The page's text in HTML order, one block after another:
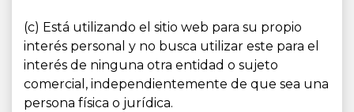
(c) Está utilizando el sitio web para su propio
interés personal y no busca utilizar este para el
interés de ninguna otra entidad o sujeto
comercial, independientemente de que sea una
persona física o jurídica.